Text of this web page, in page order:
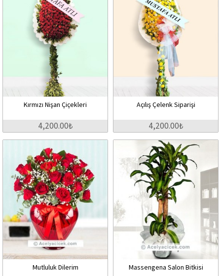
Kırmızı Nişan Çiçekleri
4,200.00₺
Açılış Çelenk Siparişi
4,200.00₺
Mutluluk Dilerim Massengena Salon Bitkisi